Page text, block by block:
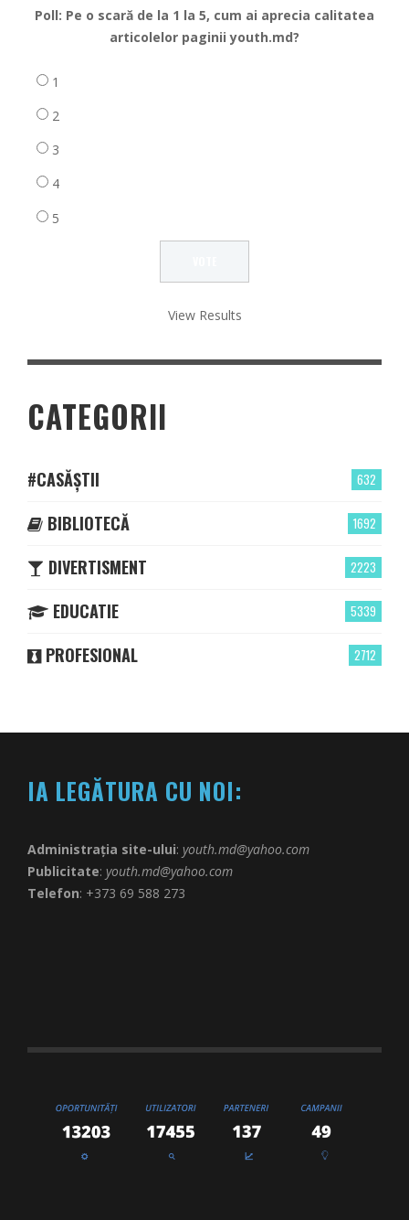
Poll: Pe o scară de la 1 la 5, cum ai aprecia calitatea
articolelor paginii youth.md?
1
2
3
4
5
View Results
CATEGORII
632
#CASĂȘTII
1692
BIBLIOTECĂ
2223
DIVERTISMENT
5339
EDUCATIE
2712
PROFESIONAL
IA LEGĂTURA CU NOI:
Administrația site-ului: youth.md@yahoo.com
Publicitate: youth.md@yahoo.com
Telefon: +373 69 588 273